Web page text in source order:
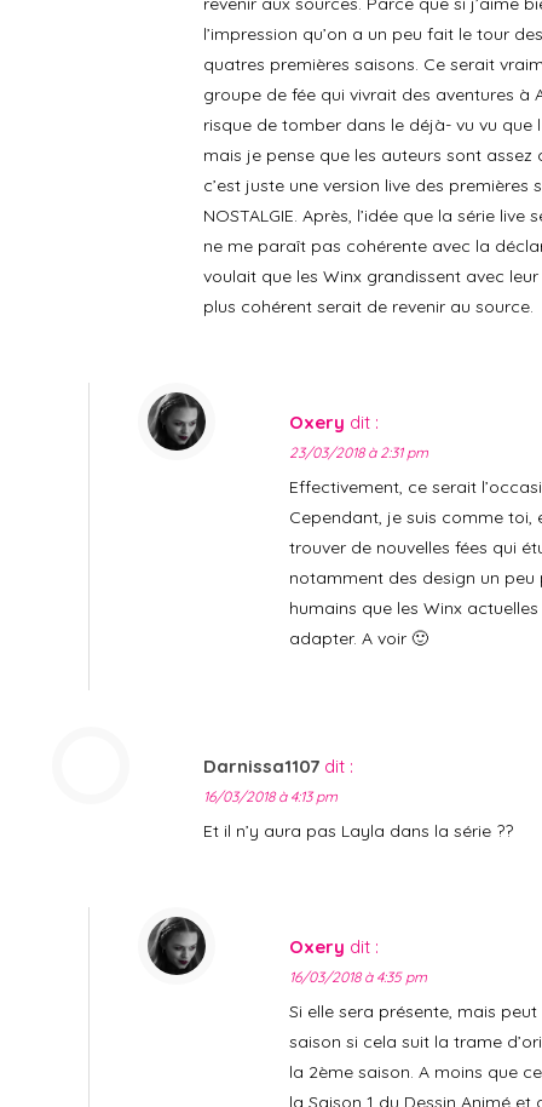
l’impression qu’on a un peu fait le tour
quatres premières saisons. Ce serait
groupe de fée qui vivrait des aventures à
risque de tomber dans le déjà- vu vu que
mais je pense que les auteurs sont
c’est juste une version live des
NOSTALGIE. Après, l’idée que la série
ne me paraît pas cohérente avec la
voulait que les Winx grandissent avec
plus cohérent serait de revenir au source.
Oxery dit :
23/03/2018 à 2:31 pm
Effectivement, ce serait
Cependant, je suis comme
trouver de nouvelles fées qui
notamment des design un
humains que les Winx
adapter. A voir 🙂
Darnissa1107 dit :
16/03/2018 à 4:13 pm
Et il n’y aura pas Layla dans la série ??
Oxery dit :
16/03/2018 à 4:35 pm
Si elle sera présente, mais
saison si cela suit la trame
la 2ème saison. A moins que
la Saison 1 du Dessin Animé